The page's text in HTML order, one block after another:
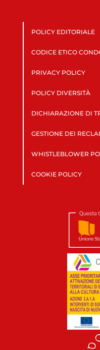
POLICY EDITORIALE
CODICE ETICO
PRIVACY POLICY
POLICY DIVERSITÀ
DICHIARAZIONE DI
GESTIONE DEI
WHISTLEBLOWER
COOKIE POLICY